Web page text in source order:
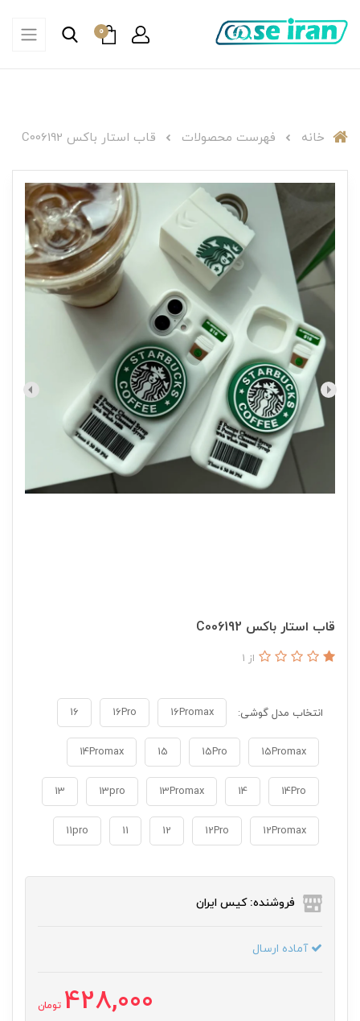
0
خانه فهرست محصولات قاب استار باکس C006192
قاب استار باکس C006192
از 1
انتخاب مدل گوشی: 16Promax
16Pro
16
15Promax
15Pro
15
14Promax
14Pro
14
13Promax
13pro
13
12Promax
12Pro
12
11
11pro
فروشنده: کیس ایران
آماده ارسال
428,000 تومان